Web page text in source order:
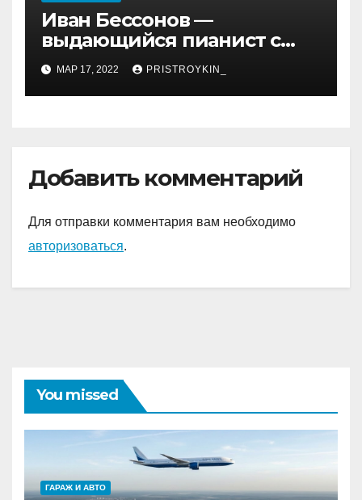
Иван Бессонов —
выдающийся пианист с
уникальным талантом и
впечатляющими
достижениями
МАР 17, 2022 PRISTROYKIN_
Добавить комментарий
Для отправки комментария вам необходимо
авторизоваться.
You missed
ГАРАЖ И АВТО